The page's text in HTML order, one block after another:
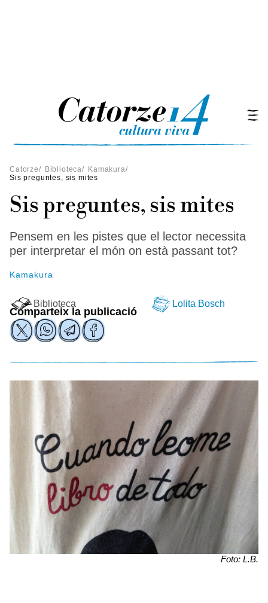
Catorze/ Biblioteca/ Kamakura/
Sis preguntes, sis mites
Sis preguntes, sis mites
Pensem en les pistes que el lector necessita
per interpretar el món on està passant tot?
Kamakura
Biblioteca Lolita Bosch
Comparteix la publicació
Foto: L.B.